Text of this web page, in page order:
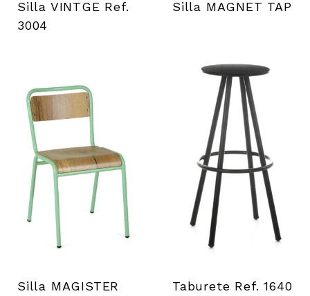
Silla VINTGE Ref.
3004
Silla MAGNET TAP
Silla MAGISTER
Taburete Ref. 1640